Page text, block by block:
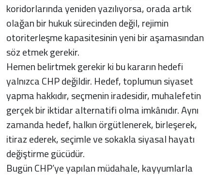
koridorlarında yeniden yazılıyorsa, orada artık
olağan bir hukuk sürecinden değil, rejimin
otoriterleşme kapasitesinin yeni bir aşamasından
söz etmek gerekir.
Hemen belirtmek gerekir ki bu kararın hedefi
yalnızca CHP değildir. Hedef, toplumun siyaset
yapma hakkıdır, seçmenin iradesidir, muhalefetin
gerçek bir iktidar alternatifi olma imkânıdır. Aynı
zamanda hedef, halkın örgütlenerek, birleşerek,
itiraz ederek, seçimle ve sokakla siyasal hayatı
değiştirme gücüdür.
Bugün CHP’ye yapılan müdahale, kayyumlarla